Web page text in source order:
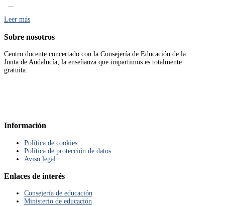
...
Leer más
Sobre nosotros
Centro docente concertado con la Consejería de Educación de la
Junta de Andalucía; la enseñanza que impartimos es totalmente
gratuita.
Información
Política de cookies
Política de protección de datos
Aviso legal
Enlaces de interés
Consejería de educación
Ministerio de educación